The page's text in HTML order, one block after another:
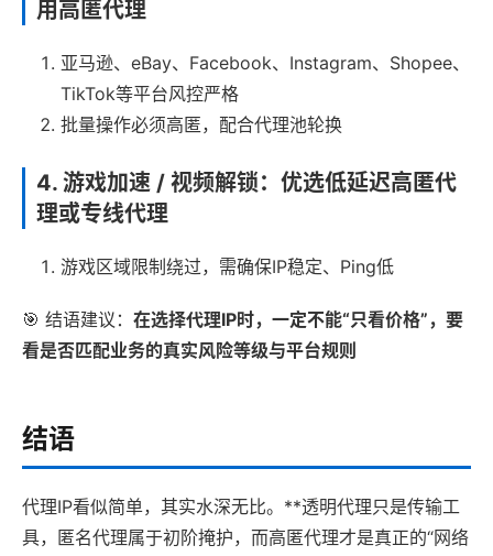
用高匿代理
亚马逊、eBay、Facebook、Instagram、Shopee、
TikTok等平台风控严格
批量操作必须高匿，配合代理池轮换
4. 游戏加速 / 视频解锁：优选低延迟高匿代
理或专线代理
游戏区域限制绕过，需确保IP稳定、Ping低
🎯 结语建议： 在选择代理IP时，一定不能“只看价格”，要
看是否匹配业务的真实风险等级与平台规则
结语
代理IP看似简单，其实水深无比。**透明代理只是传输工
具，匿名代理属于初阶掩护，而高匿代理才是真正的“网络